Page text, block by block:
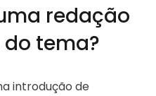
redação
tema?
introdução de